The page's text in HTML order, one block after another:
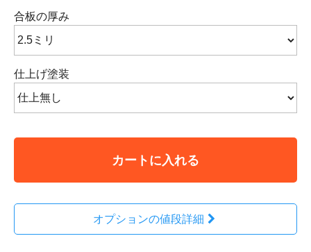
合板の厚み
仕上げ塗装
カートに入れる
オプションの値段詳細